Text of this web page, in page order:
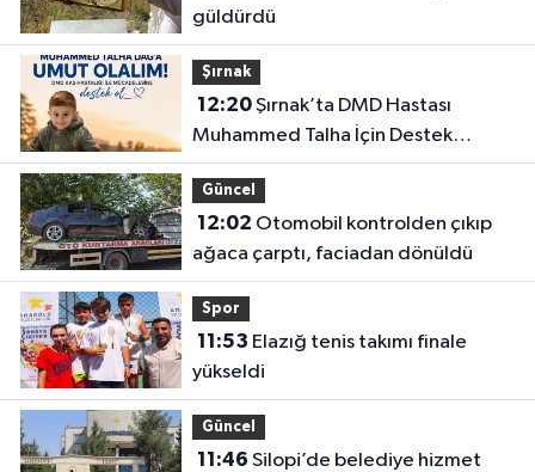
güldürdü
Şırnak
12:20Şırnak’ta DMD Hastası
Muhammed Talha İçin Destek
Çağrısı
Güncel
12:02
ağaca çarptı, faciadan dönüldü
Spor
11:53
yükseldi
Güncel
11:46